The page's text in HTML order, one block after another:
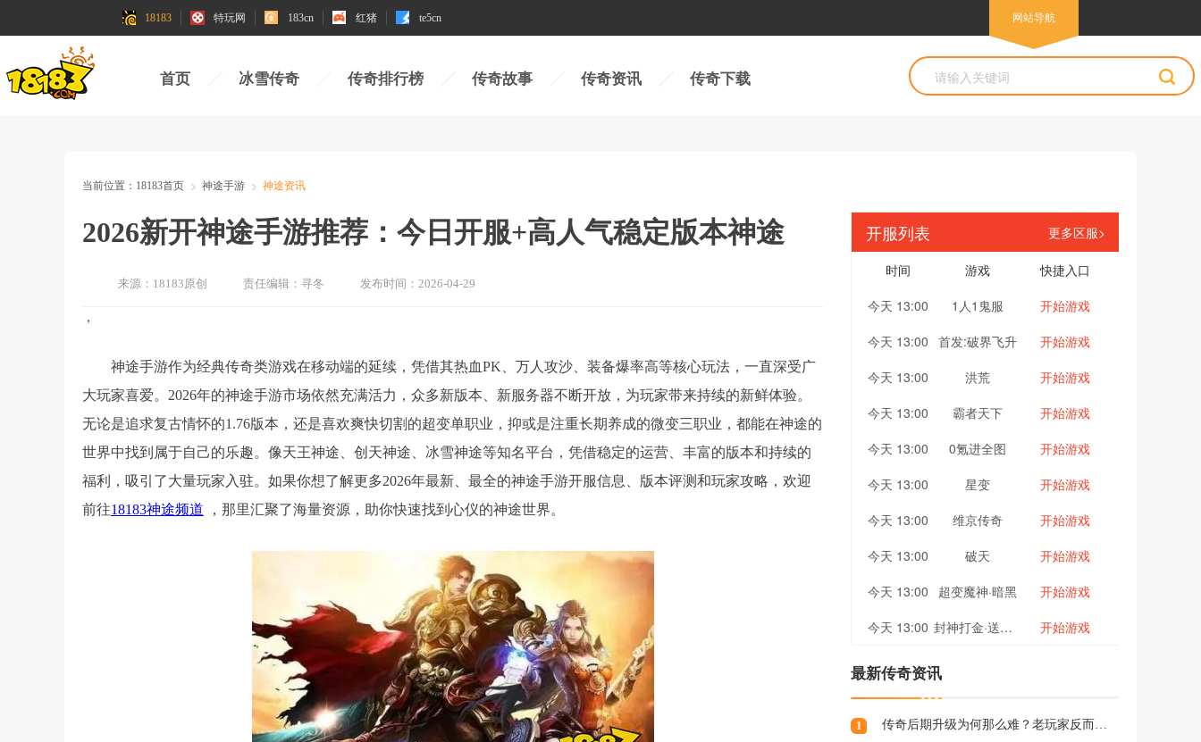
18183 特玩网 183cn 红猪 te5cn 网站导航
首页 冰雪传奇 传奇排行榜 传奇故事 传奇资讯 传奇下载
当前位置： 18183首页 神途手游 神途资讯
2026新开神途手游推荐：今日开服+高人气稳定版本神途
来源： 18183原创 责任编辑： 寻冬 发布时间： 2026-04-29
，
神途手游作为经典传奇类游戏在移动端的延续，凭借其热血PK、万人攻沙、装备爆率高等核心玩法，一直深受广
大玩家喜爱。2026年的神途手游市场依然充满活力，众多新版本、新服务器不断开放，为玩家带来持续的新鲜体验。
无论是追求复古情怀的1.76版本，还是喜欢爽快切割的超变单职业，抑或是注重长期养成的微变三职业，都能在神途的
世界中找到属于自己的乐趣。像天王神途、创天神途、冰雪神途等知名平台，凭借稳定的运营、丰富的版本和持续的
福利，吸引了大量玩家入驻。如果你想了解更多2026年最新、最全的神途手游开服信息、版本评测和玩家攻略，欢迎
前往18183神途频道 ，那里汇聚了海量资源，助你快速找到心仪的神途世界。
开服列表 更多区服>
时间 游戏
快捷入口
今天 13:00
1人1鬼服
开始游戏
今天 13:00 首发:破界飞升
开始游戏
今天 13:00
洪荒
开始游戏
今天 13:00
霸者天下
开始游戏
今天 13:00
0氪进全图
开始游戏
今天 13:00
星变
开始游戏
今天 13:00
维京传奇
开始游戏
今天 13:00
破天
开始游戏
今天 13:00
超变魔神·暗黑
开始游戏
今天 13:00
封神打金·送哪吒 开始游戏
最新传奇资讯
1 传奇后期升级为何那么难？老玩家反而很怀念当